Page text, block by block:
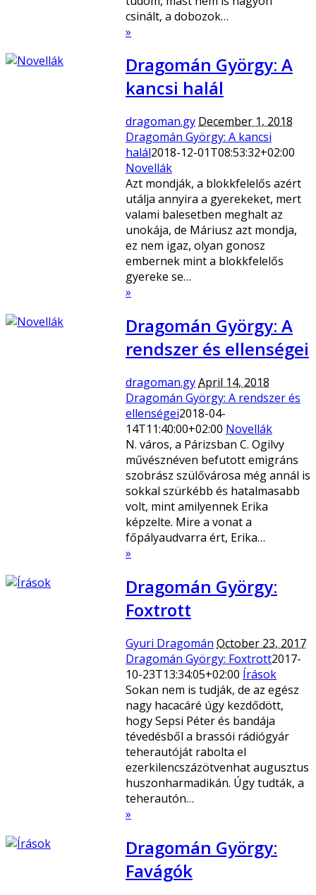
csinált, a dobozok…
»
Dragomán György: A
kancsi halál
dragoman.gy December 1, 2018
Dragomán György: A kancsi
halál2018-12-01T08:53:32+02:00
Novellák
Azt mondják, a blokkfelelős azért
utálja annyira a gyerekeket, mert
valami balesetben meghalt az
unokája, de Máriusz azt mondja,
ez nem igaz, olyan gonosz
embernek mint a blokkfelelős
gyereke se…
»
Dragomán György: A
rendszer és ellenségei
dragoman.gyApril 14, 2018
Dragomán György: A rendszer és
ellenségei2018-04-
14T11:40:00+02:00 Novellák
N. város, a Párizsban C. Ogilvy
művésznéven befutott emigráns
szobrász szülővárosa még annál is
sokkal szürkébb és hatalmasabb
volt, mint amilyennek Erika
képzelte. Mire a vonat a
főpályaudvarra ért, Erika…
»
Dragomán György:
Foxtrott
Gyuri Dragomán October 23, 2017
Dragomán György: Foxtrott2017-
10-23T13:34:05+02:00 Írások
Sokan nem is tudják, de az egész
nagy hacacáré úgy kezdődött,
hogy Sepsi Péter és bandája
tévedésből a brassói rádiógyár
teherautóját rabolta el
ezerkilencszázötvenhat augusztus
huszonharmadikán. Úgy tudták, a
teherautón…
»
Dragomán György:
Favágók